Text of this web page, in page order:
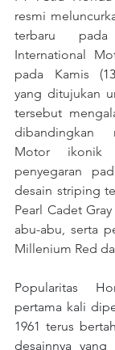
resmi
terbaru
International
pada Kamis (
yang ditujukan
tersebut
dibandingkan
Motor
penyegaran
desain striping
Pearl Cadet
abu-abu, serta
Millenium Red
Popularitas
pertama kali
1961 terus
desainnya